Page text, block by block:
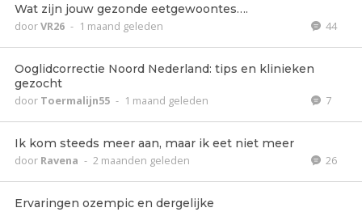
Wat zijn jouw gezonde eetgewoontes….
doorVR26 - 1 maand geleden 44
Ooglidcorrectie Noord Nederland: tips en klinieken
gezocht
door Toermalijn55 - 1 maand geleden 7
Ik kom steeds meer aan, maar ik eet niet meer
door Ravena - 2 maanden geleden 26
Ervaringen ozempic en dergelijke